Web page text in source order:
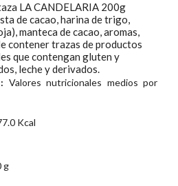
LA CANDELARIA 200g
de cacao, harina de trigo,
manteca de cacao, aromas,
contener trazas de productos
que contengan gluten y
leche y derivados.
Valores nutricionales medios por
Kcal
g